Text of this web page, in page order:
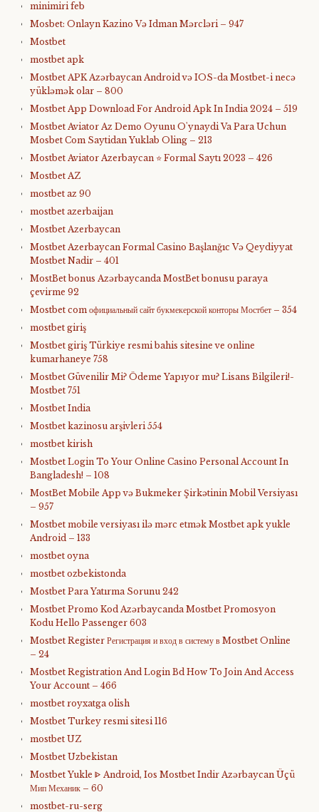
minimiri feb
Mosbet: Onlayn Kazino Və Idman Mərcləri – 947
Mostbet
mostbet apk
Mostbet APK Azərbaycan Android və IOS-da Mostbet-i necə
yükləmək olar – 800
Mostbet App Download For Android Apk In India 2024 – 519
Mostbet Aviator Az Demo Oyunu O'ynaydi Va Para Uchun
Mosbet Com Saytidan Yuklab Oling – 213
Mostbet Aviator Azerbaycan ⭐️ Formal Saytı 2023 – 426
Mostbet AZ
mostbet az 90
mostbet azerbaijan
Mostbet Azerbaycan
Mostbet Azerbaycan Formal Casino Başlanğıc Və Qeydiyyat
Mostbet Nadir – 401
MostBet bonus Azərbaycanda MostBet bonusu paraya
çevirme 92
Mostbet com официальный сайт букмекерской конторы Мостбет – 354
mostbet giriş
Mostbet giriş Türkiye resmi bahis sitesine ve online
kumarhaneye 758
Mostbet Güvenilir Mi? Ödeme Yapıyor mu? Lisans Bilgileri!-
Mostbet 751
Mostbet India
Mostbet kazinosu arşivleri 554
mostbet kirish
Mostbet Login To Your Online Casino Personal Account In
Bangladesh! – 108
MostBet Mobile App və Bukmeker Şirkətinin Mobil Versiyası
– 957
Mostbet mobile versiyası ilə mərc etmək Mostbet apk yukle
Android – 133
mostbet oyna
mostbet ozbekistonda
Mostbet Para Yatırma Sorunu 242
Mostbet Promo Kod Azərbaycanda Mostbet Promosyon
Kodu Hello Passenger 603
Mostbet Register Регистрация и вход в систему в Mostbet Online
– 24
Mostbet Registration And Login Bd How To Join And Access
Your Account – 466
mostbet royxatga olish
Mostbet Turkey resmi sitesi 116
mostbet UZ
Mostbet Uzbekistan
Mostbet Yukle ᐈ Android, Ios Mostbet Indir Azərbaycan Üçü
Мип Механик – 60
mostbet-ru-serg